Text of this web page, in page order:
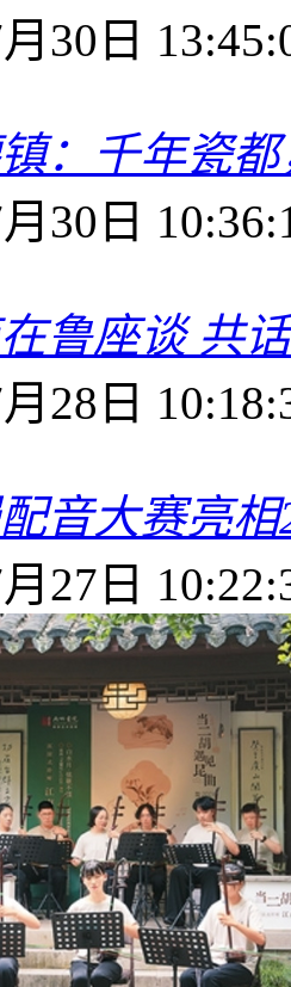
30日
：千年瓷
30日
鲁座谈 共
28日
音大赛亮
27日